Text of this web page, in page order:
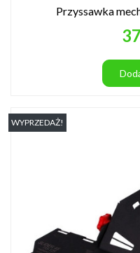
Przyssawka
WYPRZEDAŻ!